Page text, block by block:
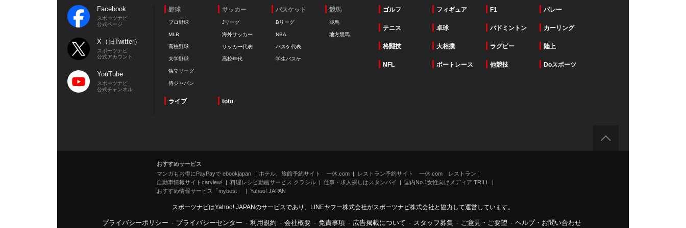
Facebook
スポーツナビ
公式ページ
X（旧Twitter）
スポーツナビ
公式アカウント
YouTube
スポーツナビ
公式チャンネル
野球
プロ野球
MLB
高校野球
大学野球
独立リーグ
侍ジャパン
サッカー
Jリーグ
海外サッカー
サッカー代表
高校年代
バスケット
Bリーグ
NBA
バスケ代表
学生バスケ
競馬
競馬
地方競馬
ゴルフ フィギュア F1 バレー
テニス 卓球 バドミントン カーリング
格闘技 大相撲 ラグビー 陸上
NFL ボートレース 他競技 Doスポーツ
ライブ toto
おすすめサービス
マンガもお得にPayPayで ebookjapan
ホテル、旅館予約サイト 一休.com
レストラン予約サイト 一休.com レストラン
自動車情報サイトcarview!
料理レシピ動画サービス クラシル 仕事・求人探しはスタンバイ
国内No.1女性向けメディア TRILL
おすすめ情報サービス「mybest」
Yahoo! JAPAN
スポーツナビはYahoo! JAPANのサービスであり、LINEヤフー株式会社がスポーツナビ株式会社と協力して運営しています。
プライバシーポリシー - プライバシーセンター - 利用規約 - 会社概要 - 免責事項 - 広告掲載について - スタッフ募集 - ご意見・ご要望 - ヘルプ・お問い合わせ